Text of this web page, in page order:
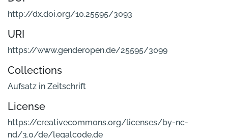
http://dx.doi.org/10.25595/3093
URI
https://www.genderopen.de/25595/3099
Collections
Aufsatz in Zeitschrift
License
https://creativecommons.org/licenses/by-nc-
nd/3.0/de/legalcode.de